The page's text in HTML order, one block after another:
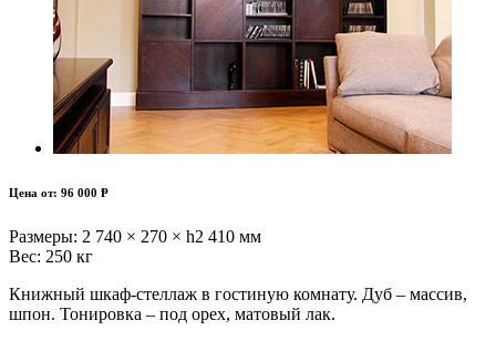
Цена от: 96 000 Ᵽ
Размеры: 2 740 × 270 × h2 410 мм
Вес: 250 кг
Книжный шкаф-стеллаж в гостиную комнату. Дуб – массив,
шпон. Тонировка – под орех, матовый лак.